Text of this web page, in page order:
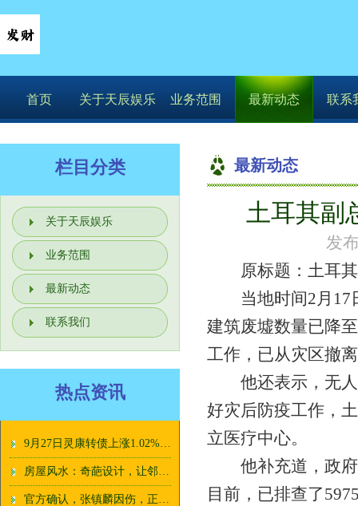
首页 关于天辰娱乐 业务范围 最新动态 联系
栏目分类
关于天辰娱乐
业务范围
最新动态
联系我们
热点资讯
9月27日灵康转债上涨1.02%，转股溢价率80.75%
房屋风水：奇葩设计，让邻居如何想？
官方确认，张镇麟因伤，正式退出男篮集训_进行_命中率_投篮
最新动态
土耳其副
发
原标题：土耳其
当地时间2月17日
建筑废墟数量已降
工作，已从灾区撤
他还表示，无人
好灾后防疫工作，
立医疗中心。
他补充道，政府
目前，已排查了